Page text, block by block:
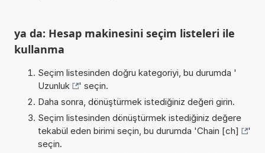
ya da: Hesap makinesini seçim listeleri ile
kullanma
Seçim listesinden doğru kategoriyi, bu durumda '
Uzunluk
' seçin.
Daha sonra, dönüştürmek istediğiniz değeri girin.
Seçim listesinden dönüştürmek istediğiniz değere
tekabül eden birimi seçin, bu durumda 'Chain [ch]
'
seçin.